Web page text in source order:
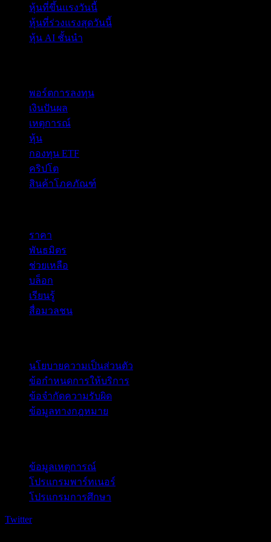
หุ้นที่ขึ้นแรงวันนี้
หุ้นที่ร่วงแรงสุดวันนี้
หุ้น AI ชั้นนำ
พอร์ตการลงทุน
เงินปันผล
เหตุการณ์
หุ้น
กองทุน ETF
คริปโต
สินค้าโภคภัณฑ์
ราคา
พันธมิตร
ช่วยเหลือ
บล็อก
เรียนรู้
สื่อมวลชน
นโยบายความเป็นส่วนตัว
ข้อกำหนดการให้บริการ
ข้อจำกัดความรับผิด
ข้อมูลทางกฎหมาย
ข้อมูลเหตุการณ์
โปรแกรมพาร์ทเนอร์
โปรแกรมการศึกษา
Twitter